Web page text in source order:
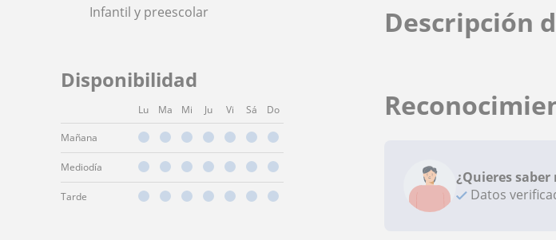
Infantil y preescolar
Disponibilidad
Lu Ma Mi Ju Vi Sá Do
Mañana
Mediodía
Tarde
Descripción
¿Quieres saber
Datos